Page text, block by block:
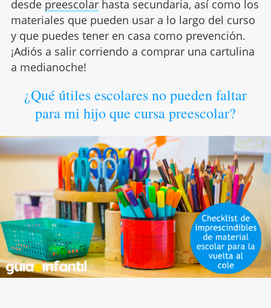
desde preescolarhasta secundaria, así como los
materiales que pueden usar a lo largo del curso
y que puedes tener en casa como prevención.
¡Adiós a salir corriendo a comprar una cartulina
a medianoche!
¿Qué útiles escolares no pueden faltar
para mi hijo que cursa preescolar?